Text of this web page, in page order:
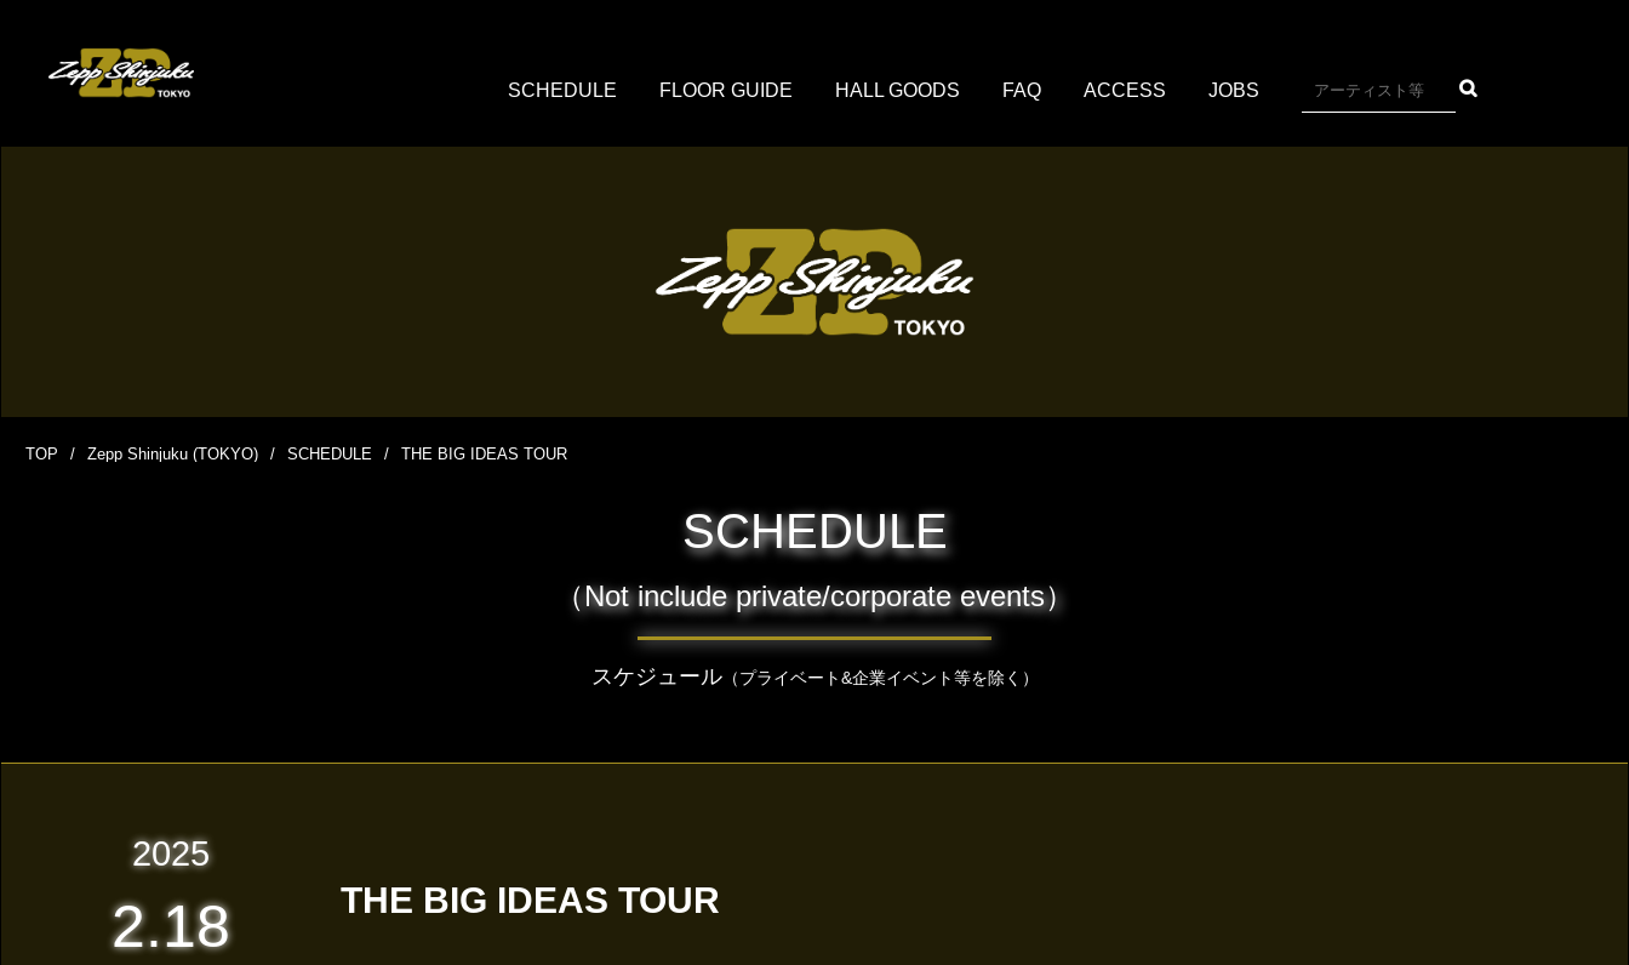
SCHEDULE FLOOR GUIDE HALL GOODS FAQ ACCESS JOBS
TOP Zepp Shinjuku (TOKYO) SCHEDULE THE BIG IDEAS TOUR
SCHEDULE
（Not include private/corporate events）
スケジュール（プライベート&企業イベント等を除く）
2025
2.18 THE BIG IDEAS TOUR